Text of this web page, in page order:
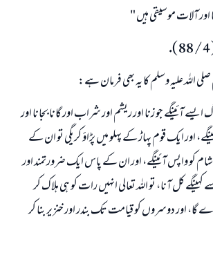
آلات موسيقى ہيں "
اللہ عليہ وسلم كا يہ بھى فرمان ہے:
آئينگے جو زنا اور ريشم اور شراب اور گانا بجانا اور
اور ايك قوم پہاڑ كے پہلو ميں پڑاؤ كريگى تو ان كے
كو واپس آئينگے، اور ان كے پاس ايك ضرورتمند اور
كل آنا، تو اللہ تعالى انہيں رات كو ہى ہلاك كر
دے گا، اور دوسروں كو قيامت تك بندر اور خنزير بنا كر